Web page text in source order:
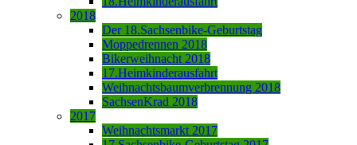
2018
Der 18.Sachsenbike-Geburtstag
Moppedrennen 2018
Bikerweihnacht 2018
17.Heimkinderausfahrt
Weihnachtsbaumverbrennung 2018
SachsenKrad 2018
2017
Weihnachtsmarkt 2017